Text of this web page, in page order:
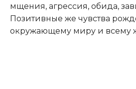
мщения, агрессия, обида,
Позитивные же чувства
окружающему миру и всему